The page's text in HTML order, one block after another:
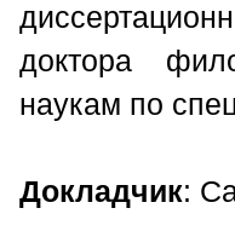
доктора
наукам по
Докладчик: